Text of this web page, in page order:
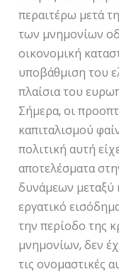
περαιτέρω μετά
των μνημονίων
οικονομική
υποβάθμιση του
πλαίσια του
Σήμερα, οι
καπιταλισμού
πολιτική αυτή
αποτελέσματα
δυνάμεων μεταξύ
εργατικό
την περίοδο της
μνημονίων, δεν
τις ονομαστικές